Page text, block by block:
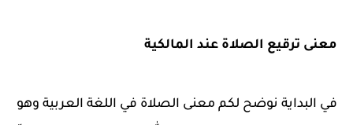
معنى ترقيع الصلاة عند المالكية
في البداية نوضح لكم معنى الصلاة في اللغة العربية وهو